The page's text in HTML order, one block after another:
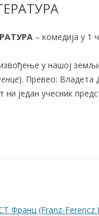
– комедија у 1
у нашој
). Превео: Владета
ни један учесник
Франц (Franz-Ferencz